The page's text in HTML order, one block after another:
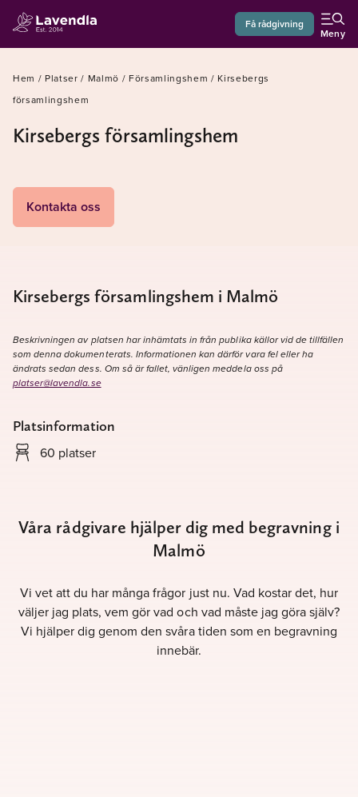
Få rådgivning
Meny
Hem / Platser / Malmö / Församlingshem / Kirsebergs
församlingshem
Kirsebergs församlingshem
Kontakta oss
Kirsebergs församlingshem i Malmö
Beskrivningen av platsen har inhämtats in från publika källor vid de tillfällen
som denna dokumenterats. Informationen kan därför vara fel eller ha
ändrats sedan dess. Om så är fallet, vänligen meddela oss på
platser@lavendla.se
Platsinformation
60 platser
Våra rådgivare hjälper dig med begravning i
Malmö
Vi vet att du har många frågor just nu. Vad kostar det, hur
väljer jag plats, vem gör vad och vad måste jag göra själv?
Vi hjälper dig genom den svåra tiden som en begravning
innebär.